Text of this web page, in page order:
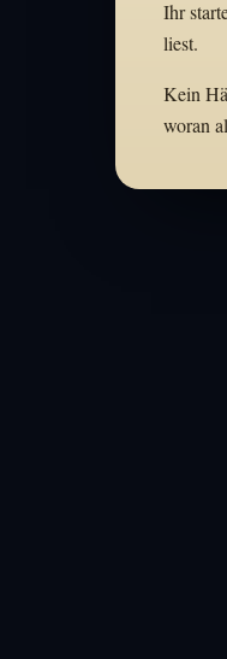
Ihr
liest.
Kein
woran